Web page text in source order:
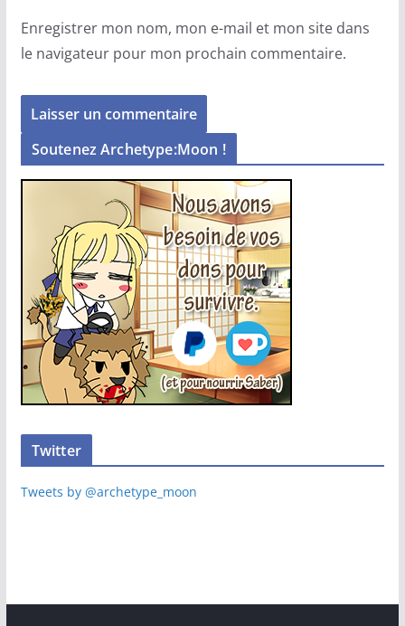
Enregistrer mon nom, mon e-mail et mon site dans
le navigateur pour mon prochain commentaire.
Soutenez Archetype:Moon !
Twitter
Tweets by @archetype_moon